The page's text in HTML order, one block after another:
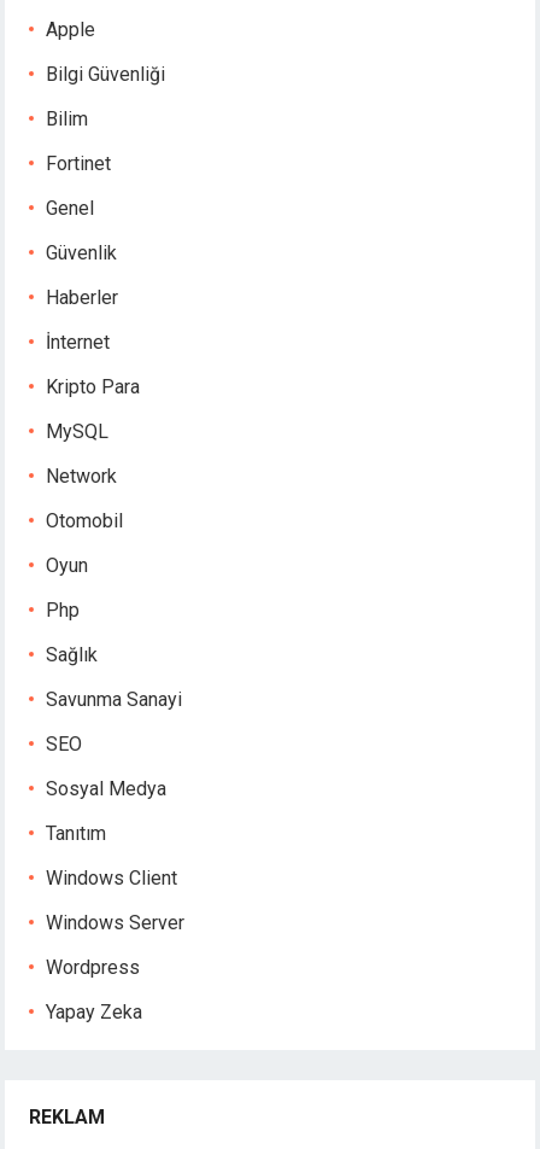
Apple
Bilgi Güvenliği
Bilim
Fortinet
Genel
Güvenlik
Haberler
İnternet
Kripto Para
MySQL
Network
Otomobil
Oyun
Php
Sağlık
Savunma Sanayi
SEO
Sosyal Medya
Tanıtım
Windows Client
Windows Server
Wordpress
Yapay Zeka
REKLAM